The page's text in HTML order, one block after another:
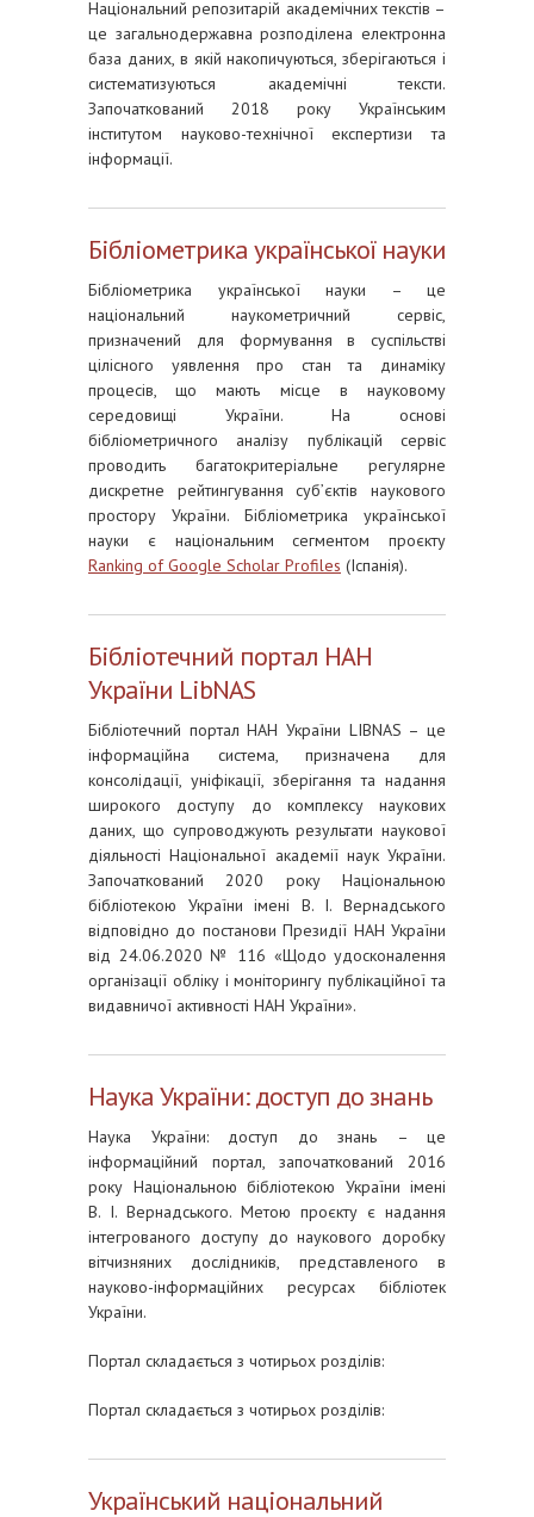
Національний репозитарій академічних текстів –
це загальнодержавна розподілена електронна
база даних, в якій накопичуються, зберігаються і
систематизуються академічні тексти.
Започаткований 2018 року Українським
інститутом науково-технічної експертизи та
інформації.
Бібліометрика української науки
Бібліометрика української науки – це
національний наукометричний сервіс,
призначений для формування в суспільстві
цілісного уявлення про стан та динаміку
процесів, що мають місце в науковому
середовищі України. На основі
бібліометричного аналізу публікацій сервіс
проводить багатокритеріальне регулярне
дискретне рейтингування суб’єктів наукового
простору України. Бібліометрика української
науки є національним сегментом проєкту
Ranking of Google Scholar Profiles (Іспанія).
Бібліотечний портал НАН
України LibNAS
Бібліотечний портал НАН України LIBNAS – це
інформаційна система, призначена для
консолідації, уніфікації, зберігання та надання
широкого доступу до комплексу наукових
даних, що супроводжують результати наукової
діяльності Національної академії наук України.
Започаткований 2020 року Національною
бібліотекою України імені В. І. Вернадського
відповідно до постанови Президії НАН України
від 24.06.2020 № 116 «Щодо удосконалення
організації обліку і моніторингу публікаційної та
видавничої активності НАН України».
Наука України: доступ до знань
Наука України: доступ до знань
– це
інформаційний портал, започаткований 2016
року Національною бібліотекою України імені
В. І. Вернадського. Метою проєкту є надання
інтегрованого доступу до наукового доробку
вітчизняних дослідників, представленого в
науково-інформаційних ресурсах бібліотек
України.
Портал складається з чотирьох розділів:
Портал складається з чотирьох розділів:
Український національний